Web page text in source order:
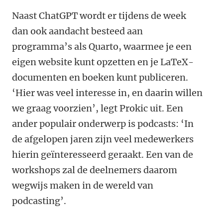
Naast ChatGPT wordt er tijdens de week
dan ook aandacht besteed aan
programma’s als Quarto, waarmee je een
eigen website kunt opzetten en je LaTeX-
documenten en boeken kunt publiceren.
‘Hier was veel interesse in, en daarin willen
we graag voorzien’, legt Prokic uit. Een
ander populair onderwerp is podcasts: ‘In
de afgelopen jaren zijn veel medewerkers
hierin geïnteresseerd geraakt. Een van de
workshops zal de deelnemers daarom
wegwijs maken in de wereld van
podcasting’.